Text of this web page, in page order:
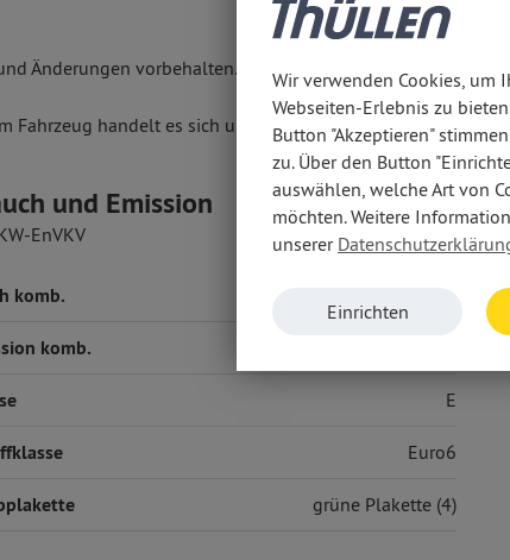
Fahrer- /Beifahrerairbag
Änderungen vorbehalten. Weitere Informationen
Fahrzeug handelt es sich um ein ehemaliges Mietfahrzeug.
und Emission
EnVKV
komb.
komb.
E
Euro6
grüne Plakette (4)
Wir verwenden Cookies, um
Webseiten-Erlebnis zu
Button "Akzeptieren"
zu. Über den Button
auswählen, welche Art von
möchten. Weitere
unserer
Einrichten